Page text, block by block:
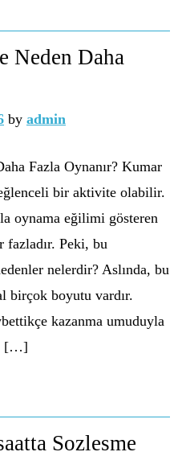
Neden Daha
by admin
Fazla Oynanır? Kumar
bir aktivite olabilir.
oynama eğilimi gösteren
fazladır. Peki, bu
nelerdir? Aslında, bu
birçok boyutu vardır.
kazanma umuduyla
[…]
Sozlesme